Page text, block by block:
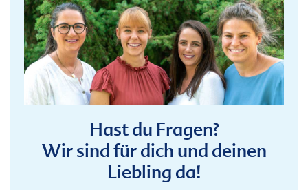
Hast du Fragen?
Wir sind für dich und deinen
Liebling da!